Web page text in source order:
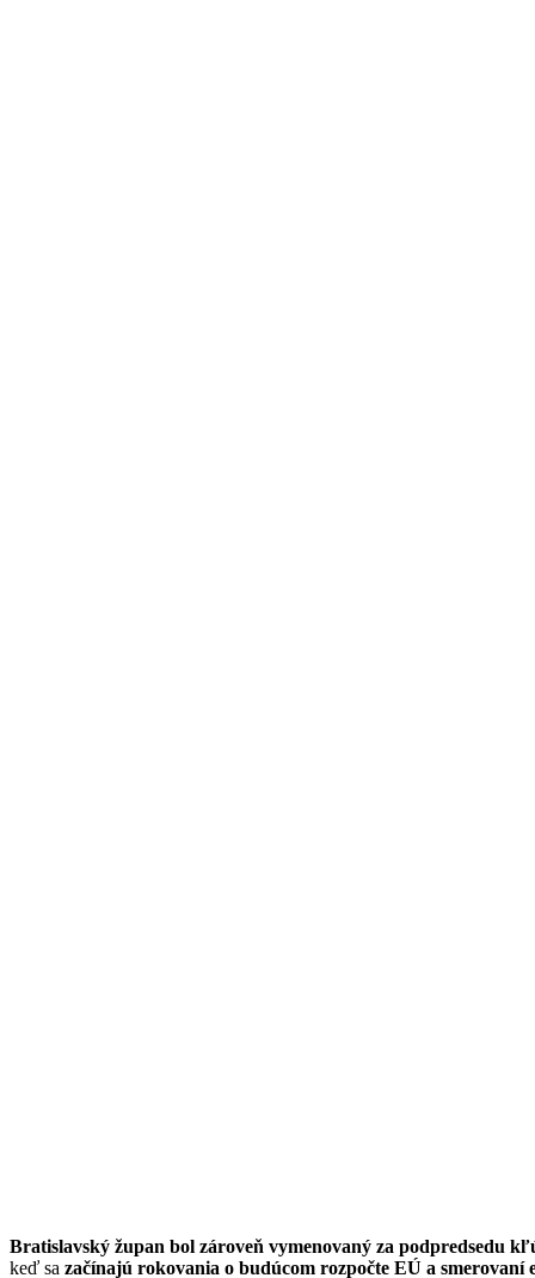
Bratislavský župan bol zároveň vymenovaný za podpredsedu
keď sa začínajú rokovania o budúcom rozpočte EÚ a smerovaní